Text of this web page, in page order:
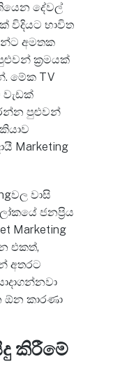
දේවල්
විදියට භාවිත
අමතක
ක්‍රමයක්
මේක TV
වැඩක්
පුළුවන්
Marketing
වාසි
ජනප්‍රිය
Marketing
එකත්,
අතරට
කාරණා
කිරීමේ